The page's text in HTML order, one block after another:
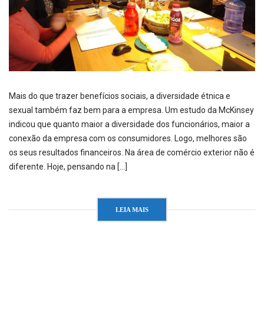
Mais do que trazer benefícios sociais, a diversidade étnica e
sexual também faz bem para a empresa. Um estudo da McKinsey
indicou que quanto maior a diversidade dos funcionários, maior a
conexão da empresa com os consumidores. Logo, melhores são
os seus resultados financeiros. Na área de comércio exterior não é
diferente. Hoje, pensando na […]
LEIA MAIS